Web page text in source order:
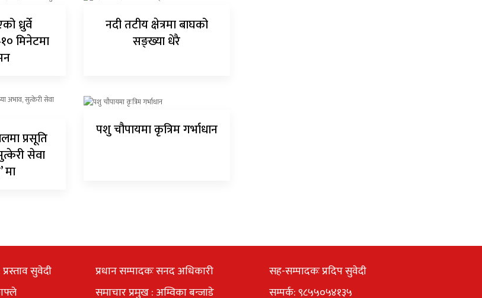
ध्रुर्वे
मिनेटमा
नदी तटीय क्षेत्रमा बाघको
सङ्ख्या धेरै
प्रसूति
सेवा
मा
पशु चौपायमा कृत्रिम गर्भाधान
सुवेदी
प्रधान सम्पादकः सनद अधिकारी
समाचार प्रमुख : अम्विका बन्जाडे
सह-सम्पादकः प्रदिप सुवेदी
सम्पर्क: ९८५५०५४१३५